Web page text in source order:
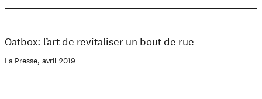
Oatbox: l’art de revitaliser un bout de rue
La Presse, avril 2019